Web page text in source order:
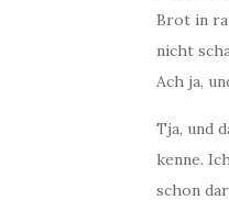
Brot in
nicht
Ach ja,
Tja, und
kenne.
schon